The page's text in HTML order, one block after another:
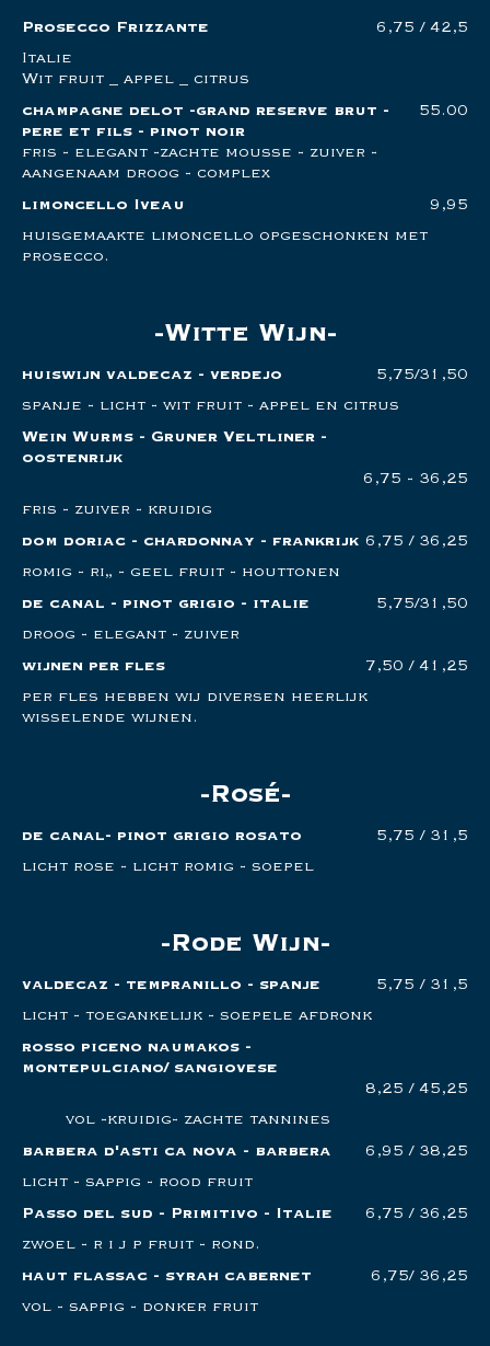
Prosecco Frizzante
6,75 / 42,5
Italie
Wit fruit _ appel _ citrus
champagne delot -grand reserve brut -
pere et fils - pinot noir
55.00
fris - elegant -zachte mousse - zuiver -
aangenaam droog - complex
limoncello Iveau
9,95
huisgemaakte limoncello opgeschonken met
prosecco.
Witte Wijn
huiswijn valdecaz - verdejo
5,75/31,50
spanje - licht - wit fruit - appel en citrus
Wein Wurms - Gruner Veltliner -
oostenrijk
6,75 - 36,25
fris - zuiver - kruidig
dom doriac - chardonnay - frankrijk 6,75 / 36,25
romig - rijp - geel fruit - houttonen
de canal - pinot grigio - italie
5,75/31,50
droog - elegant - zuiver
wijnen per fles
7,50 / 41,25
per fles hebben wij diversen heerlijk
wisselende wijnen.
Rosé
de canal- pinot grigio rosato
5,75 / 31,5
licht rose - licht romig - soepel
Rode Wijn
valdecaz - tempranillo - spanje
5,75 / 31,5
licht - toegankelijk - soepele afdronk
rosso piceno naumakos -
montepulciano/ sangiovese
8,25 / 45,25
vol -kruidig- zachte tannines
barbera d'asti ca nova - barbera
6,95 / 38,25
licht - sappig - rood fruit
Passo del sud - Primitivo - Italie
6,75 / 36,25
zwoel - r i j p fruit - rond.
haut flassac - syrah cabernet
6,75/ 36,25
vol - sappig - donker fruit